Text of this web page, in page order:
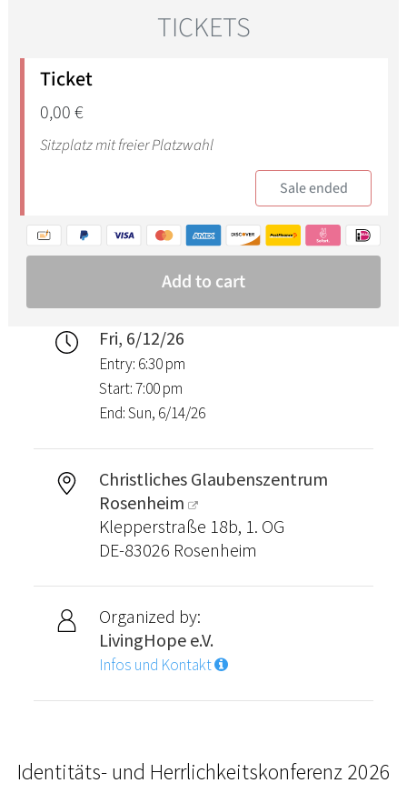
Fri, 6/12/26
Entry: 6:30 pm
Start: 7:00 pm
End: Sun, 6/14/26
Christliches Glaubenszentrum
Rosenheim
Klepperstraße 18b, 1. OG
DE-83026 Rosenheim
Organized by:
LivingHope e.V.
Infos und Kontakt
Identitäts- und Herrlichkeitskonferenz 2026